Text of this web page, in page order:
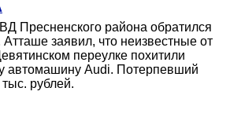
Пресненского района обратился
заявил, что неизвестные от
переулке похитили
автомашину Audi. Потерпевший
рублей.